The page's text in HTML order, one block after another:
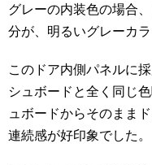
グレーの内装色の場合
分が、明るいグレーカ
このドア内側パネルに
シュボードと全く同じ
ュボードからそのまま
連続感が好印象でした。